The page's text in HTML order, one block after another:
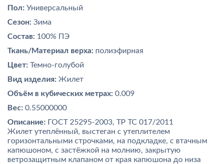
Пол: Универсальный
Сезон: Зима
Состав: 100% ПЭ
Ткань/Материал верха: полиэфирная
Цвет: Темно-голубой
Вид изделия: Жилет
Объём в кубических метрах: 0.009
Вес: 0.55000000
Описание: ГОСТ 25295-2003, ТР ТС 017/2011
Жилет утеплённый, выстеган с утеплителем
горизонтальными строчками, на подкладке, с втачным
капюшоном, с застёжкой на молнию, закрытую
ветрозащитным клапаном от края капюшона до низа